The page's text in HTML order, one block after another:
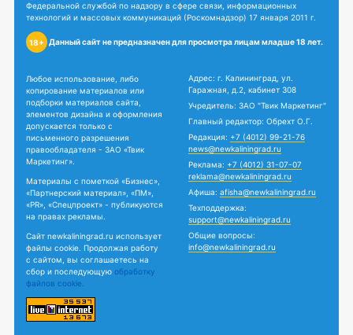
Федеральной службой по надзору в сфере связи, информационных
технологий и массовых коммуникаций (Роскомнадзор) 17 января 2011 г.
18+ Данный сайт не предназначен для просмотра лицам младше 18 лет.
Любое использование, либо
копирование материалов или
подборки материалов сайта,
элементов дизайна и оформления
допускается только с
письменного разрешения
правообладателя - ЗАО «Твик
Маркетинг».
Материалы с пометкой «Бизнес»,
«Партнерский материал», «ПМ»,
«PR», «Спецпроект» - публикуются
на правах рекламы.
Сайт newkaliningrad.ru использует
файлы cookie. Продолжая работу
с сайтом, вы соглашаетесь на
сбор и последующую обработку
файлов cookie.
Адрес: г. Калининград, ул.
Гаражная, д.2, кабинет 308
Учредитель: ЗАО "Твик Маркетинг"
Главный редактор: Обрехт О.Г.
Редакция: +7 (4012) 99-21-76
news@newkaliningrad.ru
Реклама: +7 (4012) 31-07-07
reklama@newkaliningrad.ru
Афиша: afisha@newkaliningrad.ru
Техподдержка:
support@newkaliningrad.ru
Общие вопросы:
info@newkaliningrad.ru